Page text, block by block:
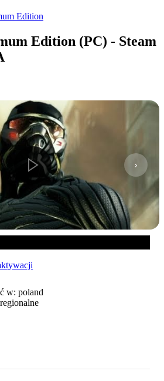
Edition
Edition (PC) - Steam
w: poland